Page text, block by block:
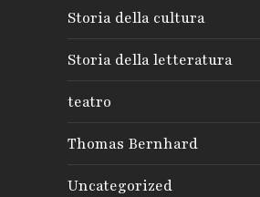
Storia della cultura
Storia della letteratura
teatro
Thomas Bernhard
Uncategorized